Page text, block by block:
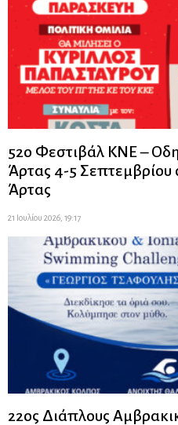
52ο Φεστιβάλ ΚΝΕ –
Άρτας 4-5 Σεπτεμβρίου
Άρτας
21 Ιουλίου 2026, 19:17
22ος Διάπλους